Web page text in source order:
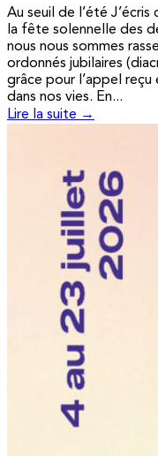
Au seuil de l’été J’écris
la fête solennelle des
nous nous sommes
ordonnés jubilaires
grâce pour l’appel
dans nos vies. En...
Lire la suite →